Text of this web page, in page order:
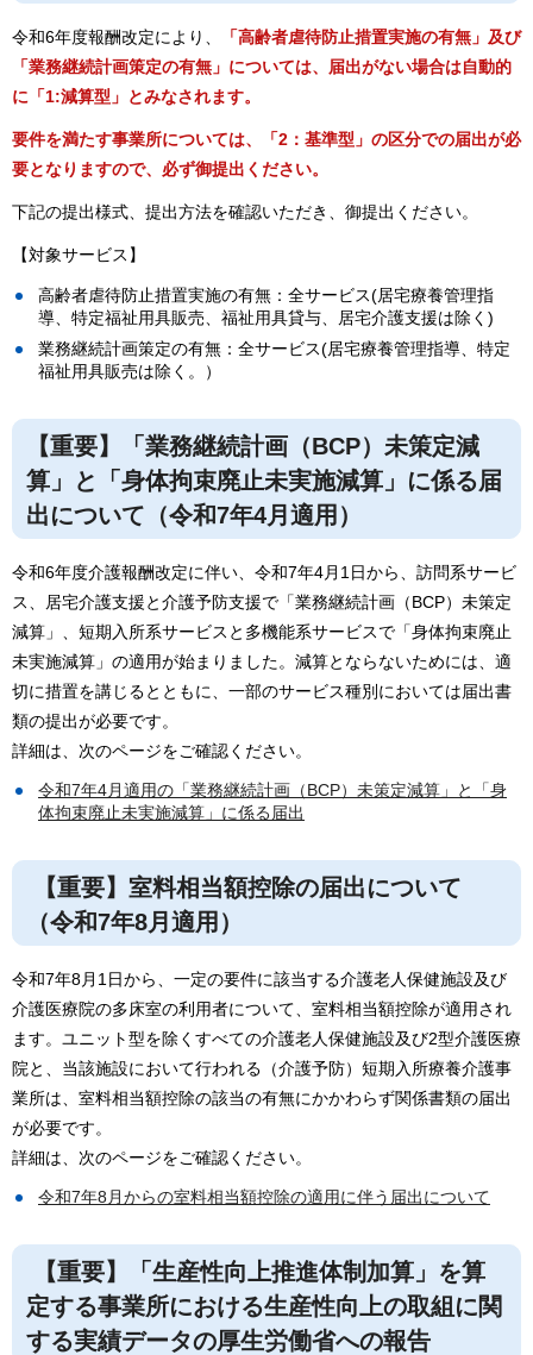
令和6年度報酬改定により、
「高齢者虐待防止措置実施の有無」及び
「業務継続計画策定の有無」については、届出がない場合は自動的
に「1:減算型」とみなされます。
要件を満たす事業所については、「2：基準型」の区分での届出が必
要となりますので、必ず御提出ください。
下記の提出様式、提出方法を確認いただき、御提出ください。
【対象サービス】
高齢者虐待防止措置実施の有無：全サービス(居宅療養管理指
導、特定福祉用具販売、福祉用具貸与、居宅介護支援は除く)
業務継続計画策定の有無：全サービス(居宅療養管理指導、特定
福祉用具販売は除く。）
【重要】「業務継続計画（BCP）未策定減
算」と「身体拘束廃止未実施減算」に係る届
出について（令和7年4月適用）
令和6年度介護報酬改定に伴い、令和7年4月1日から、訪問系サービ
ス、居宅介護支援と介護予防支援で「業務継続計画（BCP）未策定
減算」、短期入所系サービスと多機能系サービスで「身体拘束廃止
未実施減算」の適用が始まりました。減算とならないためには、適
切に措置を講じるとともに、一部のサービス種別においては届出書
類の提出が必要です。
詳細は、次のページをご確認ください。
令和7年4月適用の「業務継続計画（BCP）未策定減算」と「身
体拘束廃止未実施減算」に係る届出
【重要】室料相当額控除の届出について
（令和7年8月適用）
令和7年8月1日から、一定の要件に該当する介護老人保健施設及び
介護医療院の多床室の利用者について、室料相当額控除が適用され
ます。ユニット型を除くすべての介護老人保健施設及び2型介護医療
院と、当該施設において行われる（介護予防）短期入所療養介護事
業所は、室料相当額控除の該当の有無にかかわらず関係書類の届出
が必要です。
詳細は、次のページをご確認ください。
令和7年8月からの室料相当額控除の適用に伴う届出について
【重要】「生産性向上推進体制加算」を算
定する事業所における生産性向上の取組に関
する実績データの厚生労働省への報告